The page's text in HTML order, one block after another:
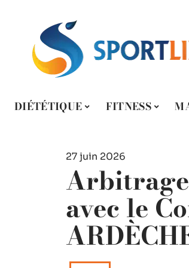
DIÉTÉTIQUE FITNESS
27 juin 2026
avec le